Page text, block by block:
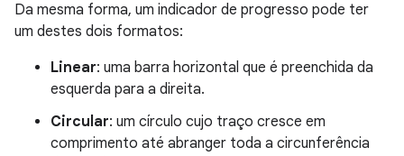
Da mesma forma, um indicador de progresso pode ter
um destes dois formatos:
Linear: uma barra horizontal que é preenchida da
esquerda para a direita.
Circular: um círculo cujo traço cresce em
comprimento até abranger toda a circunferência